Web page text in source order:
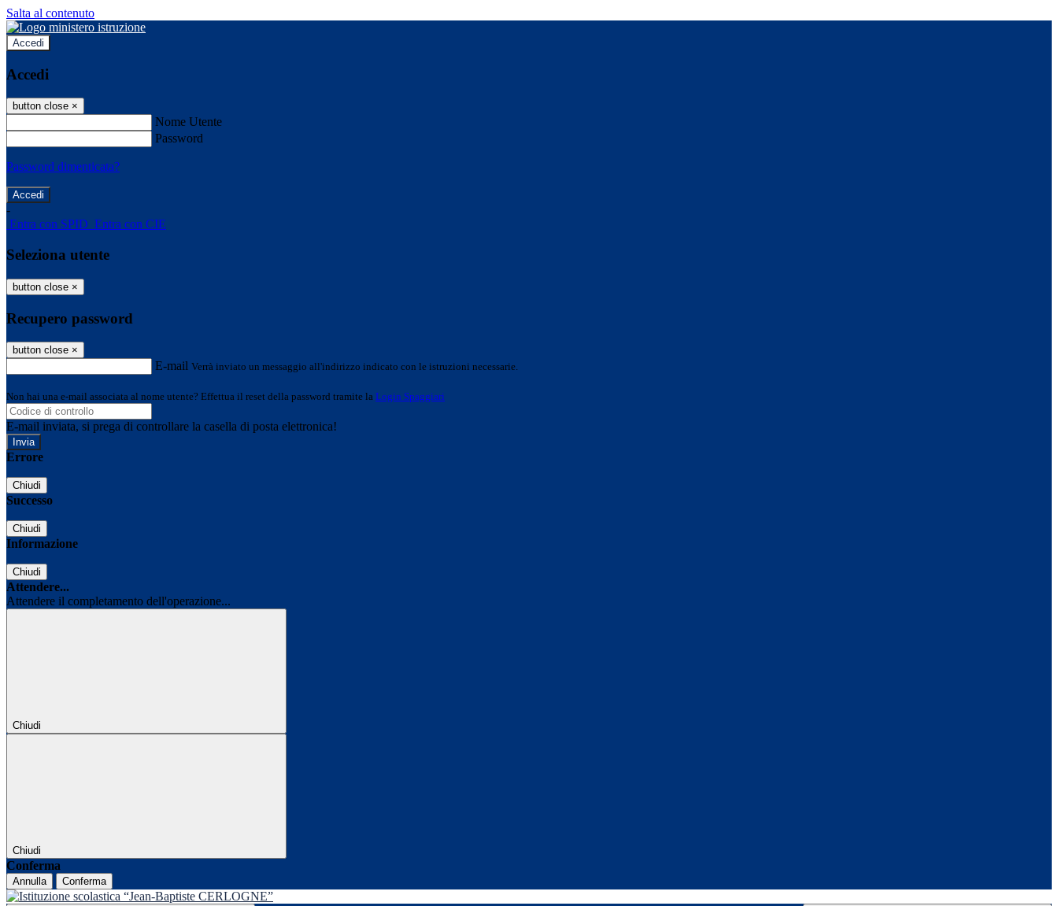
Salta al contenuto
Accedi
Accedi
button close ×
Nome Utente
Password
Password dimenticata?
-
Entra con SPID Entra con CIE
Seleziona utente
button close ×
Recupero password
button close ×
E-mail Verrà inviato un messaggio all'indirizzo indicato con le istruzioni necessarie.
Non hai una e-mail associata al nome utente? Effettua il reset della password tramite la Login Spaggiari
E-mail inviata, si prega di controllare la casella di posta elettronica!
Errore
Chiudi
Successo
Chiudi
Informazione
Chiudi
Attendere...
Attendere il completamento dell'operazione...
Chiudi
Chiudi
Conferma
Annulla Conferma